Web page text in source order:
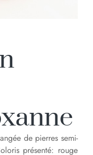
de pierres semi-
présenté: rouge